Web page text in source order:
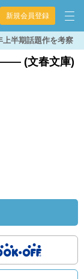
新規会員登録
上半期話題作を考察
―― (文春文庫)